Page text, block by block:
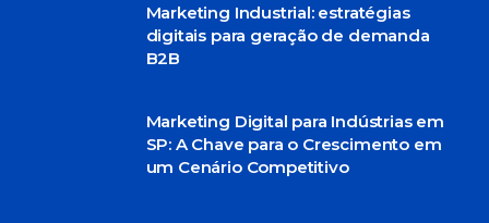
Marketing Industrial: estratégias
digitais para geração de demanda
B2B
Marketing Digital para Indústrias em
SP: A Chave para o Crescimento em
um Cenário Competitivo